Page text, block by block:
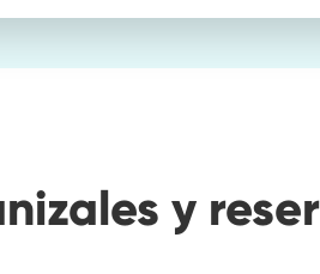
y